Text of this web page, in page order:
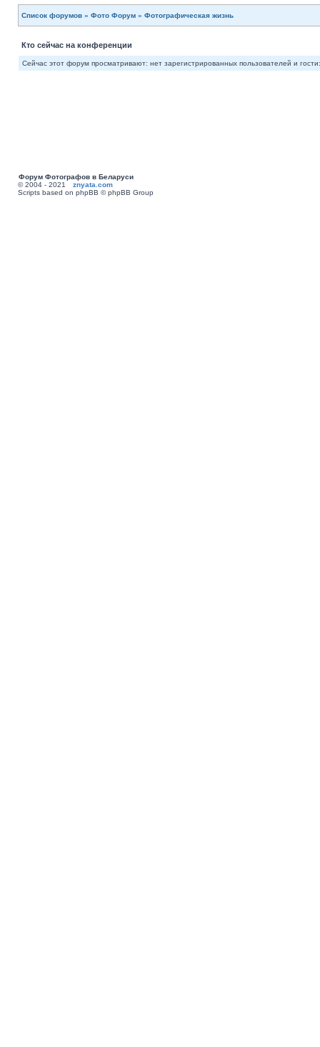
Список форумов » Фото Форум » Фотографическая жизнь
Кто сейчас на конференции
Сейчас этот форум просматривают: нет зарегистрированных пользователей и
Форум Фотографов в Беларуси
© 2004 - 2021 znyata.com
Scripts based on phpBB © phpBB Group